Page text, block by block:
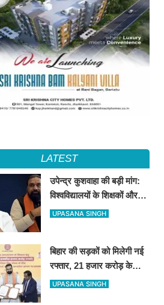
LATEST
उपेन्द्र कुशवाहा की बड़ी मांग:
विश्वविद्यालयों के शिक्षकों और
कर्मचारियों को भी मिले कैशलेस
UPASANA SINGH
बिहार की सड़कों को मिलेगी नई
रफ्तार, 21 हजार करोड़ के
वित्तपोषण पर सरकार और
UPASANA SINGH